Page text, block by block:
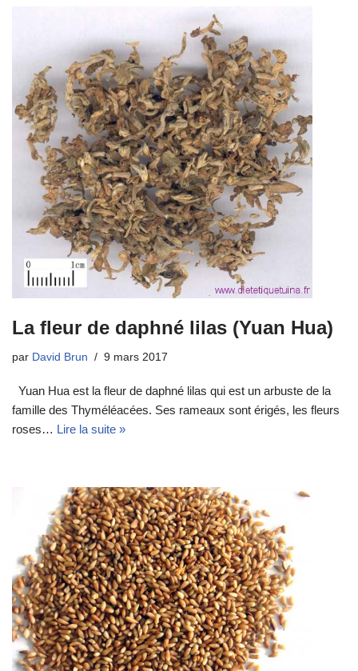
La fleur de daphné lilas (Yuan Hua)
par David Brun 9 mars 2017
Yuan Hua est la fleur de daphné lilas qui est un arbuste de la
famille des Thyméléacées. Ses rameaux sont érigés, les fleurs
roses… Lire la suite »